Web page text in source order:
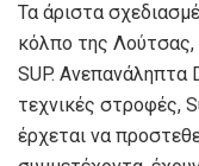
Τα άριστα
κόλπο της
SUP. Ανεπανάληπτα
τεχνικές στροφές,
έρχεται να